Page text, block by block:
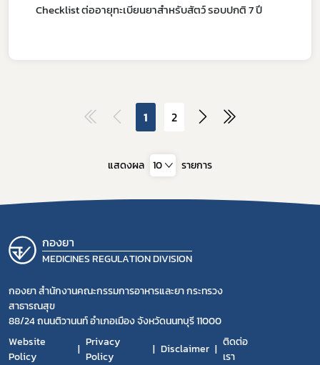
Checklist ต่ออายุทะเบียนยาสำหรับสัตว์ รอบปกติ 7 ปี
1 2
แสดงผล 10 รายการ
กองยา
MEDICINES REGULATION DIVISION
กองยา สำนักงานคณะกรรมการอาหารและยา กระทรวง
สาธารณสุข
88/24 ถนนติวานนท์ อำเภอเมือง จังหวัดนนทบุรี 11000
Website
Policy
Privacy
Policy
Disclaimer
ติดต่อ
เรา